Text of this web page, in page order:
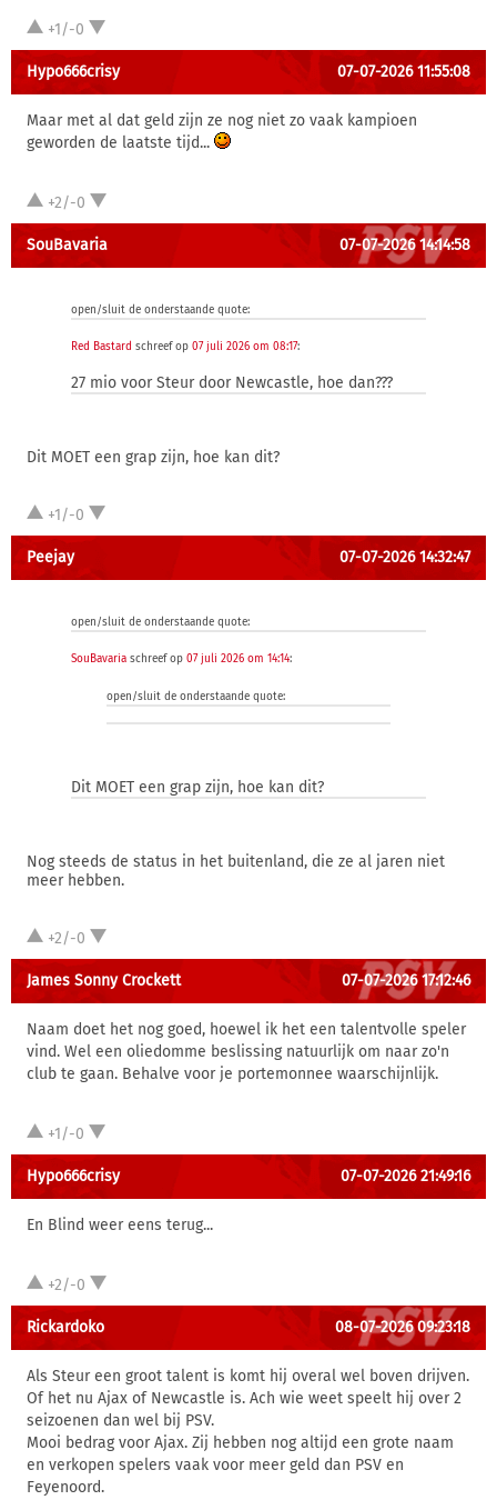
+1/-0
Hypo666crisy 07-07-2026 11:55:08
Maar met al dat geld zijn ze nog niet zo vaak kampioen
geworden de laatste tijd...
+2/-0
SouBavaria 07-07-2026 14:14:58
open/sluit de onderstaande quote:
Red Bastard schreef op 07 juli 2026 om 08:17:
27 mio voor Steur door Newcastle, hoe dan???
Dit MOET een grap zijn, hoe kan dit?
+1/-0
Peejay 07-07-2026 14:32:47
open/sluit de onderstaande quote:
SouBavaria schreef op 07 juli 2026 om 14:14:
open/sluit de onderstaande quote:
Dit MOET een grap zijn, hoe kan dit?
Nog steeds de status in het buitenland, die ze al jaren niet
meer hebben.
+2/-0
James Sonny Crockett 07-07-2026 17:12:46
Naam doet het nog goed, hoewel ik het een talentvolle speler
vind. Wel een oliedomme beslissing natuurlijk om naar zo'n
club te gaan. Behalve voor je portemonnee waarschijnlijk.
+1/-0
Hypo666crisy 07-07-2026 21:49:16
En Blind weer eens terug...
+2/-0
Rickardoko 08-07-2026 09:23:18
Als Steur een groot talent is komt hij overal wel boven drijven.
Of het nu Ajax of Newcastle is. Ach wie weet speelt hij over 2
seizoenen dan wel bij PSV.
Mooi bedrag voor Ajax. Zij hebben nog altijd een grote naam
en verkopen spelers vaak voor meer geld dan PSV en
Feyenoord.